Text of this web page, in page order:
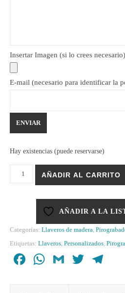
Insertar Imagen (si lo crees necesario)
E-mail (necesario para identificar la
Hay existencias (puede reservarse)
Llavero Pirograbado Rodaja Oval -
AÑADIR AL CARRITO
AÑADIR A LA
Categorías: Llaveros de madera,
Etiquetas: Llaveros, Personalizados,
Facebook
WhatsApp
GmailTwitter